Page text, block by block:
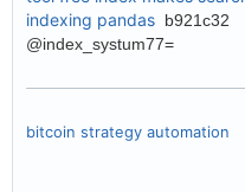
indexing pandas b921c32
@index_systum77=
bitcoin strategy automation